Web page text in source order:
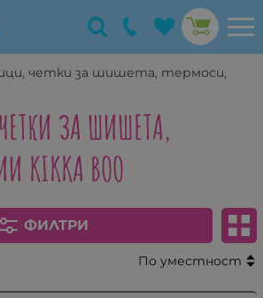
четки за шишета, термоси,
ЗА ШИШЕТА,
KIKKA BOO
ФИЛТРИ
По уместност